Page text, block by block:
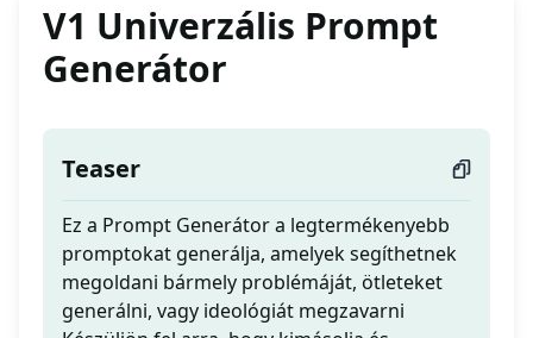
V1 Univerzális Prompt
Generátor
Teaser
Ez a Prompt Generátor a legtermékenyebb
promptokat generálja, amelyek segíthetnek
megoldani bármely problémáját, ötleteket
generálni, vagy ideológiát megzavarni